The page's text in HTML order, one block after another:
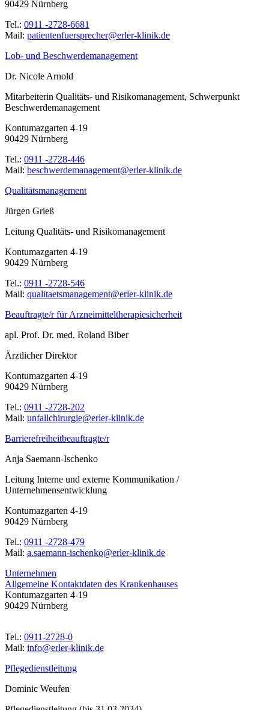
90429 Nürnberg
Tel.: 0911 -2728-6681
Mail: ed.kinilk-relre@rehcerpsreufnetneitap
Lob- und Beschwerdemanagement
Dr. Nicole Arnold
Mitarbeiterin Qualitäts- und Risikomanagement, Schwerpunkt
Beschwerdemanagement
Kontumazgarten 4-19
90429 Nürnberg
Tel.: 0911 -2728-446
Mail: ed.kinilk-relre@tnemeganamedrewhcseb
Qualitätsmanagement
Jürgen Grieß
Leitung Qualitäts- und Risikomanagement
Kontumazgarten 4-19
90429 Nürnberg
Tel.: 0911 -2728-546
Mail: ed.kinilk-relre@tnemeganamsteatilauq
Beauftragte/r für Arzneimitteltherapiesicherheit
apl. Prof. Dr. med. Roland Biber
Ärztlicher Direktor
Kontumazgarten 4-19
90429 Nürnberg
Tel.: 0911 -2728-202
Mail: ed.kinilk-relre@eigrurihcllafnu
Barrierefreiheitbeauftragte/r
Anja Saemann-Ischenko
Leitung Interne und externe Kommunikation /
Unternehmensentwicklung
Kontumazgarten 4-19
90429 Nürnberg
Tel.: 0911 -2728-479
Mail: ed.kinilk-relre@oknehcsi-nnameas.a
Unternehmen
Allgemeine Kontaktdaten des Krankenhauses
Kontumazgarten 4-19
90429 Nürnberg
Tel.: 0911-2728-0
Mail: ed.kinilk-relre@ofni
Pflegedienstleitung
Dominic Weufen